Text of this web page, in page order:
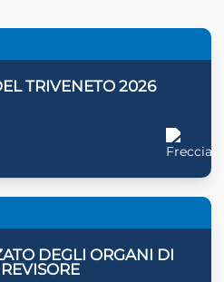
TRIVENETO 2026
DEGLI ORGANI DI